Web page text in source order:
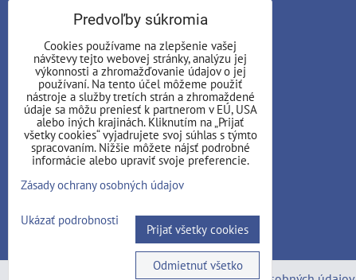
KONTAKT
AD ASTRA, n.o.
ul. Školská 234/8
01701 Považská Bystrica
Telefón:
+421 907 744 237
adastra.no @ outlook.com
Instagram Facebook
Predvoľby súkromia
Cookies používame na zlepšenie vašej
návštevy tejto webovej stránky, analýzu jej
výkonnosti a zhromažďovanie údajov o jej
používaní. Na tento účel môžeme použiť
nástroje a služby tretích strán a zhromaždené
údaje sa môžu preniesť k partnerom v EÚ, USA
alebo iných krajinách. Kliknutím na „Prijať
všetky cookies“ vyjadrujete svoj súhlas s týmto
spracovaním. Nižšie môžete nájsť podrobné
informácie alebo upraviť svoje preferencie.
Zásady ochrany osobných údajov
Ukázať podrobnosti
Prijať všetky cookies
Odmietnuť všetko